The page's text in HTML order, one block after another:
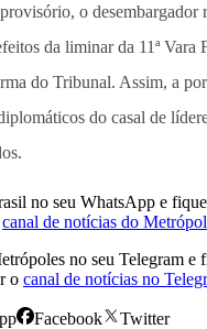
o desembargador
da liminar da 11ª Vara
do Tribunal. Assim, a
do casal de
no seu WhatsApp e
canal de notícias do
no seu Telegram e
o canal de notícias no
Facebook
Twitter